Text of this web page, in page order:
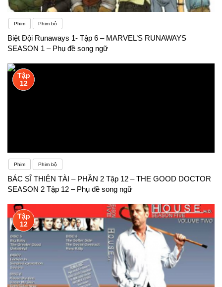
Phim Phim bộ
Biệt Đội Runaways 1- Tập 6 – MARVEL’S RUNAWAYS
SEASON 1 – Phụ đề song ngữ
Tập
12
Phim Phim bộ
BÁC SĨ THIÊN TÀI – PHẦN 2 Tập 12 – THE GOOD DOCTOR
SEASON 2 Tập 12 – Phụ đề song ngữ
Tập
12